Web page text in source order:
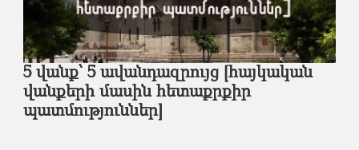
5 վանք՝ 5 ավանդազրույց [հայկական
վանքերի մասին հետաքրքիր
պատմություններ]